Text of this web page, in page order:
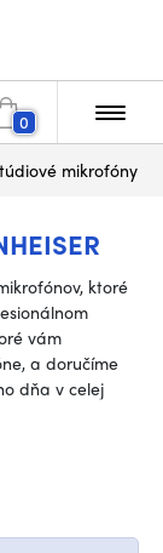
0
mikrofóny
ktoré
vám
a doručíme
dňa v celej